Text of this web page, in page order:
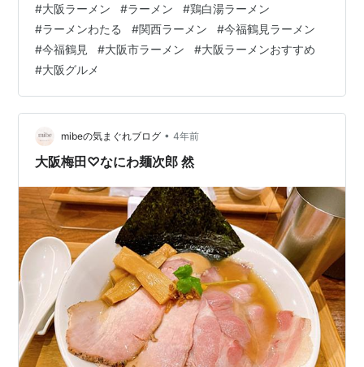
ツボです コッテリでも後味が重くない味がツボです レア
チャーシューも美味しい💓 兵庫但馬鶏のムネ肉を使用！
レアチャーシューは早めに食べた方が良いらしいです🥰
そしてそして このミニ鳥丼も美味しかったですよ💓 味は
薄めかな？ ここのラーメン屋さんは ダイブ飯という…
#大阪ラーメン #ラーメン #鶏白湯ラーメン
#ラーメンわたる #関西ラーメン #今福鶴見ラーメン
#今福鶴見 #大阪市ラーメン #大阪ラーメンおすすめ
#大阪グルメ
mibeの気まぐれブログ • 4年前
大阪梅田♡なにわ麺次郎 然